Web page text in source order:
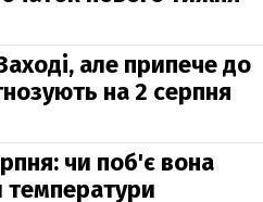
але припече до
на 2 серпня
чи поб'є вона
температури